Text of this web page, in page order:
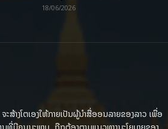
18/06/2026
ສ້າງໂຕເອງໃຫ້ກາຍເປັນຜູ້ນຳສື່ອອນລາຍຂອງລາວ ເພື່ອ
ທີ່ມີຄຸນນະພາບ, ຖືກຕ້ອງຕາມແນວທາງນະໂຍບາຍຂອງ